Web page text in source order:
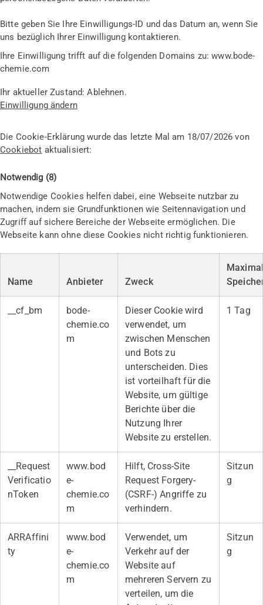
Bitte geben Sie Ihre Einwilligungs-ID und das Datum an, wenn Sie
uns bezüglich Ihrer Einwilligung kontaktieren.
Ihre Einwilligung trifft auf die folgenden Domains zu: www.bode-
chemie.com
Ihr aktueller Zustand: Ablehnen.
Einwilligung ändern
Die Cookie-Erklärung wurde das letzte Mal am 18/07/2026 von
Cookiebot aktualisiert:
Notwendig (8)
Notwendige Cookies helfen dabei, eine Webseite nutzbar zu
machen, indem sie Grundfunktionen wie Seitennavigation und
Zugriff auf sichere Bereiche der Webseite ermöglichen. Die
Webseite kann ohne diese Cookies nicht richtig funktionieren.
Name Anbieter Zweck
__cf_bm
bode-
chemie.co
m
Dieser Cookie wird
verwendet, um
zwischen Menschen
und Bots zu
unterscheiden. Dies
ist vorteilhaft für die
Website, um gültige
Berichte über die
Nutzung Ihrer
Website zu erstellen.
1 Tag
__Request
Verificatio
nToken
www.bod
e-
chemie.co
m
Hilft, Cross-Site
Request Forgery-
(CSRF-) Angriffe zu
verhindern.
Sitzun
g
ARRAffini
ty
www.bod
e-
chemie.co
m
Verwendet, um
Verkehr auf der
Website auf
mehreren Servern zu
verteilen, um die
Sitzun
g